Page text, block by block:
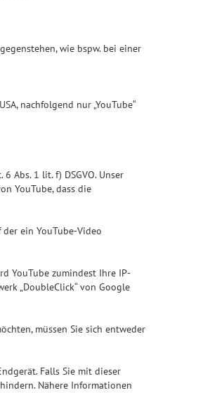
wie bspw. bei einer
nachfolgend nur „YouTube“
Abs. 1 lit. f) DSGVO. Unser
YouTube, dass die
ein YouTube-Video
YouTube zumindest Ihre IP-
„DoubleClick“ von Google
müssen Sie sich entweder
Falls Sie mit dieser
Nähere Informationen